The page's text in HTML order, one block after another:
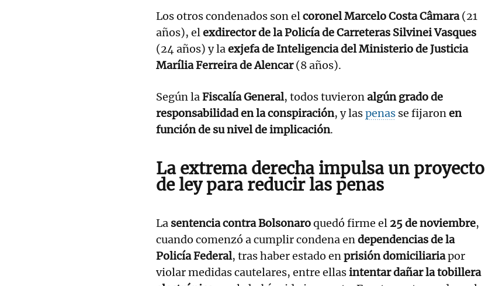
Los otros condenados son elcoronel Marcelo Costa Câmara(21
años), elexdirector de la Policía de Carreteras Silvinei Vasques
(24 años) y laexjefa de Inteligencia del Ministerio de Justicia
Marília Ferreira de Alencar(8 años).
Según laFiscalía General, todos tuvieronalgún grado de
responsabilidad en la conspiración, y laspenas se fijaronen
función de su nivel de implicación.
La extrema derecha impulsa unproyecto
de ley para reducir las penas
La sentencia contra Bolsonaroquedó firme el 25 de noviembre,
cuando comenzó a cumplir condena endependencias de la
Policía Federal, tras haber estado enprisión domiciliariapor
violar medidas cautelares, entre ellasintentar dañar la tobillera